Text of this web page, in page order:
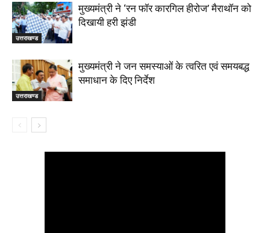
उत्तराखण्ड
मुख्यमंत्री ने ‘रन फॉर कारगिल हीरोज’ मैराथॉन को
दिखायी हरी झंडी
उत्तराखण्ड
मुख्यमंत्री ने जन समस्याओं के त्वरित एवं समयबद्ध
समाधान के दिए निर्देश